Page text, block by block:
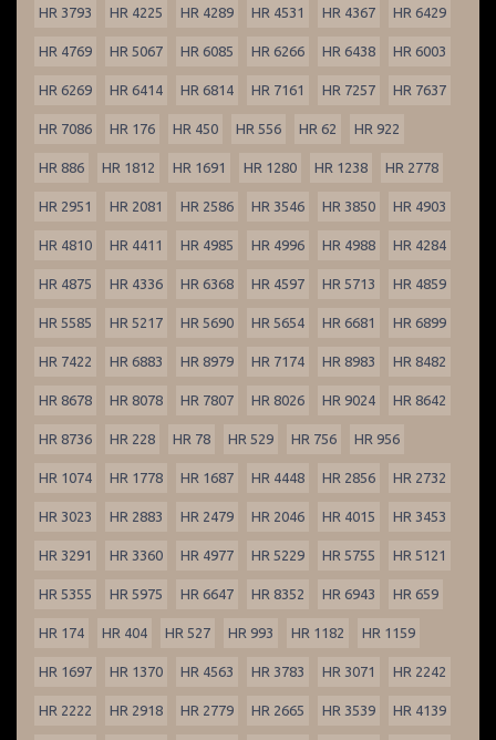
HR 3793 HR 4225 HR 4289 HR 4531 HR 4367 HR 6429
HR 4769 HR 5067 HR 6085 HR 6266 HR 6438 HR 6003
HR 6269 HR 6414 HR 6814 HR 7161 HR 7257 HR 7637
HR 7086 HR 176 HR 450 HR 556 HR 62 HR 922
HR 886 HR 1812 HR 1691 HR 1280 HR 1238 HR 2778
HR 2951 HR 2081 HR 2586 HR 3546 HR 3850 HR 4903
HR 4810 HR 4411 HR 4985 HR 4996 HR 4988 HR 4284
HR 4875 HR 4336 HR 6368 HR 4597 HR 5713 HR 4859
HR 5585 HR 5217 HR 5690 HR 5654 HR 6681 HR 6899
HR 7422 HR 6883 HR 8979 HR 7174 HR 8983 HR 8482
HR 8678 HR 8078 HR 7807 HR 8026 HR 9024 HR 8642
HR 8736 HR 228 HR 78 HR 529 HR 756 HR 956
HR 1074 HR 1778 HR 1687 HR 4448 HR 2856 HR 2732
HR 3023 HR 2883 HR 2479 HR 2046 HR 4015 HR 3453
HR 3291 HR 3360 HR 4977 HR 5229 HR 5755 HR 5121
HR 5355 HR 5975 HR 6647 HR 8352 HR 6943 HR 659
HR 174 HR 404 HR 527 HR 993 HR 1182 HR 1159
HR 1697 HR 1370 HR 4563 HR 3783 HR 3071 HR 2242
HR 2222 HR 2918 HR 2779 HR 2665 HR 3539 HR 4139